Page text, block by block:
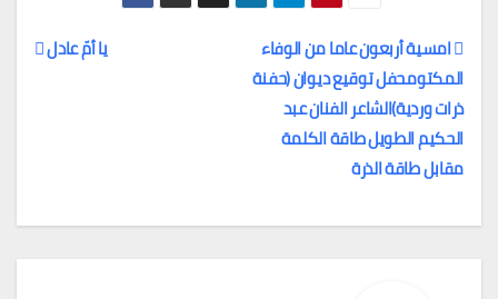
تصفّح
المقالات
يا أمّ عادل
امسية أربعون عاما من الوفاء
المكتومحفل توقيع ديوان (حفنة
ذرات وردية)الشاعر الفنان عبد
الحكيم الطويل طاقة الكلمة
مقابل طاقة الذرة